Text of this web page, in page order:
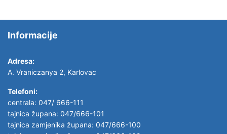
Informacije
Adresa:
A. Vraniczanya 2, Karlovac
Telefoni:
centrala: 047/ 666-111
tajnica župana: 047/666-101
tajnica zamjenika župana: 047/666-100